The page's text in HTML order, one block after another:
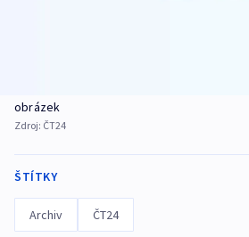
obrázek
Zdroj: ČT24
ŠTÍTKY
Archiv ČT24